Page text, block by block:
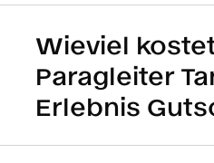
Wieviel
Paragleiter
Erlebnis